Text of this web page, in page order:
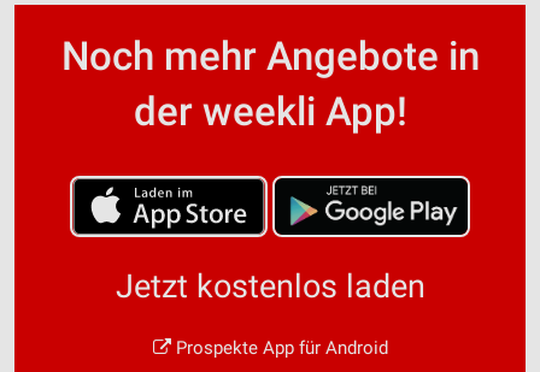
Noch mehr Angebote in
der weekli App!
Jetzt kostenlos laden
Prospekte App für Android